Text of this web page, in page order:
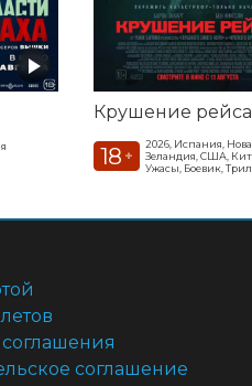
Крушение рейса
18 +
2026, Испания,
Зеландия, США,
Ужасы, Боевик,
соглашение